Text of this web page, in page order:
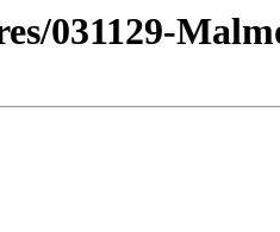
031129-